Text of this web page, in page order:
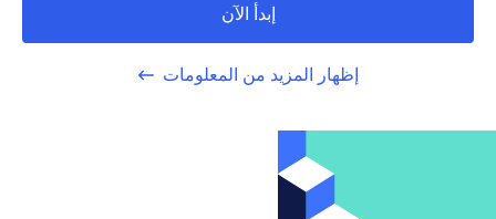
إبدأ الآن
إظهار المزيد من المعلومات